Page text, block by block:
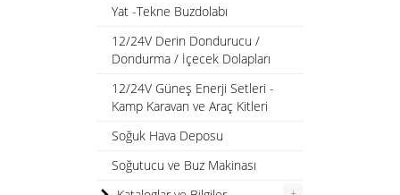
Yat -Tekne Buzdolabı
12/24V Derin Dondurucu /
Dondurma / İçecek Dolapları
12/24V Güneş Enerji Setleri -
Kamp Karavan ve Araç Kitleri
Soğuk Hava Deposu
Soğutucu ve Buz Makinası